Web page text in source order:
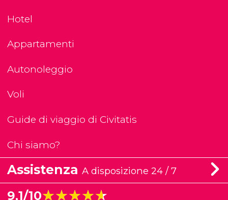
Hotel
Appartamenti
Autonoleggio
Voli
Guide di viaggio di Civitatis
Chi siamo?
Assistenza A disposizione 24 / 7
9,1/10★★★★★
★★★★★